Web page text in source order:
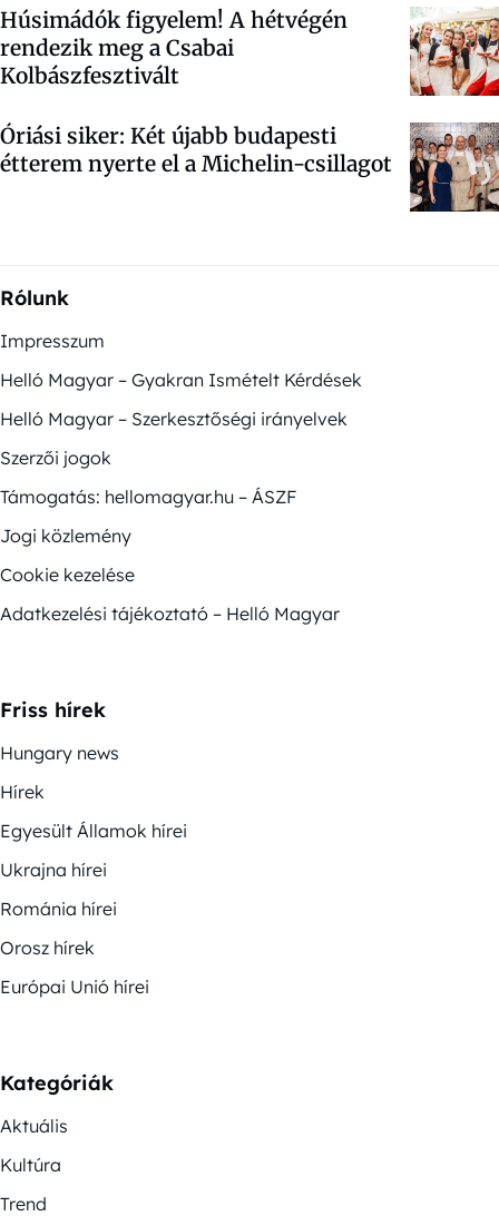
Húsimádók figyelem! A hétvégén
rendezik meg a Csabai
Kolbászfesztivált
Óriási siker: Két újabb budapesti
étterem nyerte el a Michelin-csillagot
Rólunk
Impresszum
Helló Magyar – Gyakran Ismételt Kérdések
Helló Magyar – Szerkesztőségi irányelvek
Szerzői jogok
Támogatás: hellomagyar.hu – ÁSZF
Jogi közlemény
Cookie kezelése
Adatkezelési tájékoztató – Helló Magyar
Friss hírek
Hungary news
Hírek
Egyesült Államok hírei
Ukrajna hírei
Románia hírei
Orosz hírek
Európai Unió hírei
Kategóriák
Aktuális
Kultúra
Trend